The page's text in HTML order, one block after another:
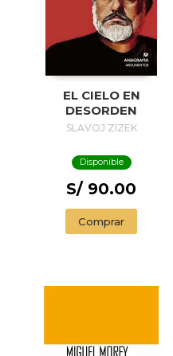
EL CIELO EN
DESORDEN
SLAVOJ ZIZEK
Disponible
S/ 90.00
Comprar